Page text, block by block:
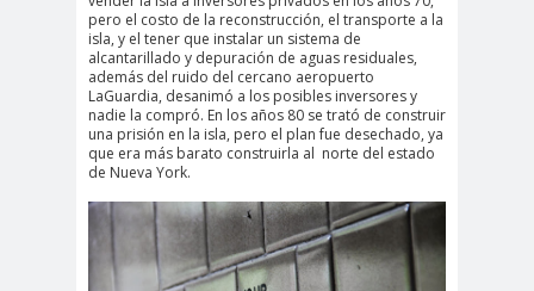
pero el costo de la reconstrucción, el transporte a la
isla, y el tener que instalar un sistema de
alcantarillado y depuración de aguas residuales,
además del ruido del cercano aeropuerto
LaGuardia, desanimó a los posibles inversores y
nadie la compró. En los años 80 se trató de construir
una prisión en la isla, pero el plan fue desechado, ya
que era más barato construirla al norte del estado
de Nueva York.